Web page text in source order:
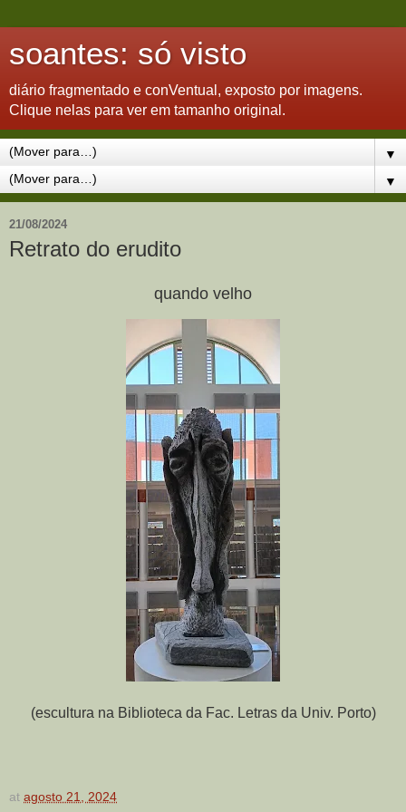
soantes: só visto
diário fragmentado e conVentual, exposto por imagens.
Clique nelas para ver em tamanho original.
▼
▼
21/08/2024
Retrato do erudito
quando velho
(escultura na Biblioteca da Fac. Letras da Univ. Porto)
at agosto 21, 2024